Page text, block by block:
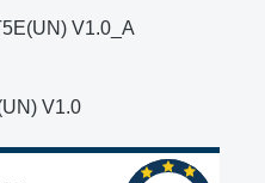
V1.0_A
V1.0